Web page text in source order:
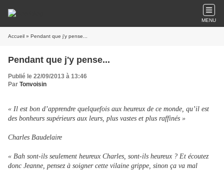
MENU
Accueil » Pendant que j'y pense...
Pendant que j'y pense...
Publié le 22/09/2013 à 13:46
Par Tonvoisin
« Il est bon d’apprendre quelquefois aux heureux de ce monde, qu’il est
des bonheurs supérieurs aux leurs, plus vastes et plus raffinés »
Charles Baudelaire
« Bah sont-ils seulement heureux Charles, sont-ils heureux ? Et écoutez
donc Jeanne, pensez à soigner cette vilaine grippe, sinon ça va mal